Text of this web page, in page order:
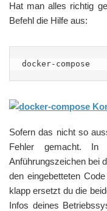
Hat man alles richtig
Befehl die Hilfe aus:
docker-compose
Sofern das nicht so
Fehler gemacht.
Anführungszeichen bei
den eingebetteten
klapp ersetzt du die
Infos deines